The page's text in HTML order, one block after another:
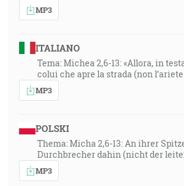
MP3
ITALIANO
Tema: Michea 2,6-13: «Allora, in
colui che apre la strada (non
MP3
POLSKI
Thema: Micha 2,6-13: An ihrer
Durchbrecher dahin (nicht der
MP3